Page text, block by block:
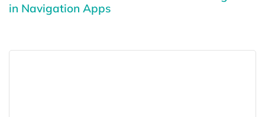
in Navigation Apps